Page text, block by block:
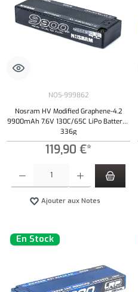
NOS-999862
Nosram HV Modified Graphene-4.2
9900mAh 7.6V 130C/65C LiPo Battery -
336g
119,90 €*
Ajouter aux Notes
En Stock